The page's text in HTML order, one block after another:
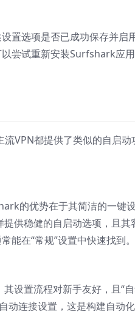
置选项是否已成功保存并启
尝试重新安装Surfshark应
VPN都提供了类似的自启动
的优势在于其简洁的一键
提供稳健的自启动选项，且其
能在“常规”设置中快速找到。
设置流程对新手友好，且“
动连接设置，这是构建自动